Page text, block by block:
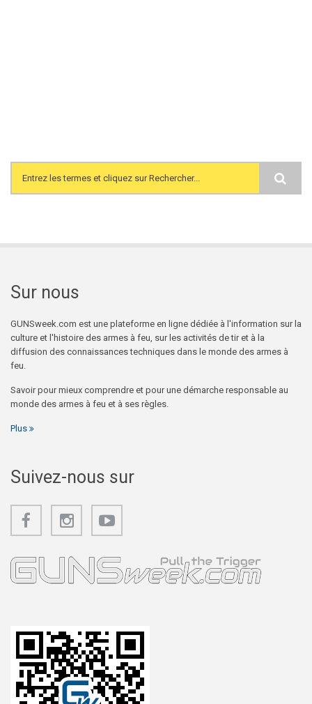
Search form
Sur nous
GUNSweek.com est une plateforme en ligne dédiée à l'information sur la
culture et l'histoire des armes à feu, sur les activités de tir et à la
diffusion des connaissances techniques dans le monde des armes à
feu.
Savoir pour mieux comprendre et pour une démarche responsable au
monde des armes à feu et à ses règles.
Plus
Suivez-nous sur